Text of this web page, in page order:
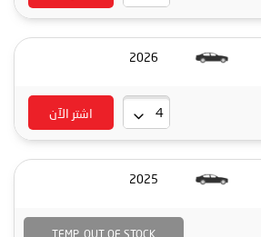
2026
اشتر الآن
2025
TEMP. OUT OF STOCK